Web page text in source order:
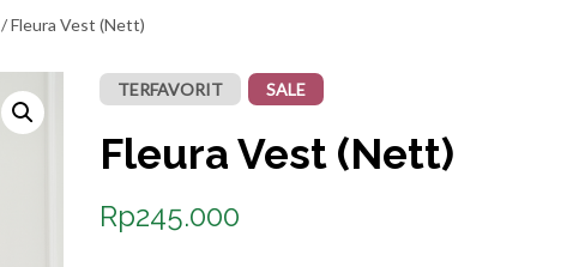
/ Fleura Vest (Nett)
TERFAVORIT SALE
Fleura Vest (Nett)
Rp245.000